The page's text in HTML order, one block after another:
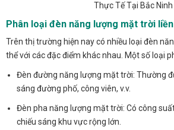
Thực Tế Tại Bắc Ninh
Phân loại đèn năng lượng mặt trời
Trên thị trường hiện nay có nhiều loại đèn
thể với các đặc điểm khác nhau. Một số loại
Đèn đường năng lượng mặt trời: Thường
sáng đường phố, công viên, v.v.
Đèn pha năng lượng mặt trời: Có công
chiếu sáng khu vực rộng lớn.